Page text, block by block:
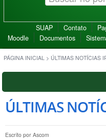
SUAP Contato
Moodle
Documentos
PÁGINA INICIAL > ÚLTIMAS NOTÍCIAS
ÚLTIMAS
Escrito por Ascom